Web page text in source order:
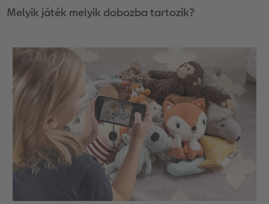
Azonnali fotókidolgozás
Matrica nyomtatás azonnal
Kiegészítők
CEWE myPhotos
Fotószalag
XXL Retró fotó
Kiegészítők
CEWE myPhotos
Ballagás
CEWE myPhotos
Melyik játék melyik dobozba tartozik?